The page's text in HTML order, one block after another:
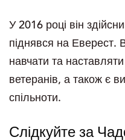
У 2016 році він
піднявся на Еверест.
навчати та наставляти
ветеранів, а також є
спільноти.
Слідкуйте за